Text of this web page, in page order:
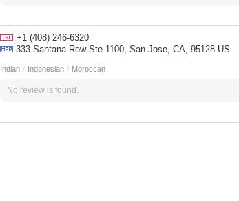
+1 (408) 246-6320
333 Santana Row Ste 1100, San Jose, CA, 95128 US
Indian / Indonesian / Moroccan
No review is found.